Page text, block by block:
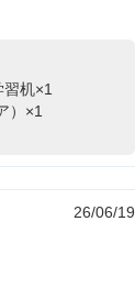
習机×1
）×1
26/06/19